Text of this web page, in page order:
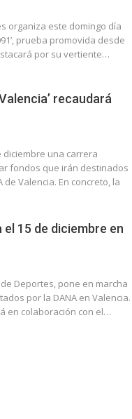
organiza este domingo día
prueba promovida desde
por su vertiente…
recaudará
diciembre una carrera
fondos que irán destinados
Valencia. En concreto, la
15 de diciembre en
Deportes, pone en marcha
por la DANA en Valencia.
en colaboración con el…